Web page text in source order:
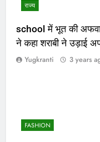
राज्य
school में भूत की
ने कहा शराबी ने उड़ाई
Yugkranti 3 years
FASHION